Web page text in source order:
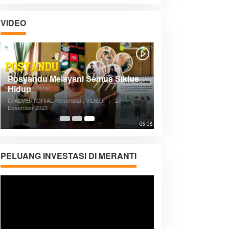
VIDEO
05:08
Posyandu Melayani Semua Siklus
Hidup
Di ADVERTORIAL, Kesehatan, VIDEO |
27
Desember 2023
PELUANG INVESTASI DI MERANTI